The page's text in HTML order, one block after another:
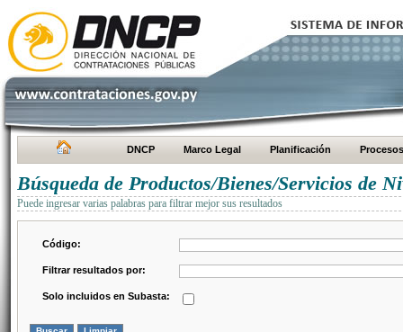
DNCP Marco Legal Planificación Procesos
Búsqueda de Productos/Bienes/Servicios de
Puede ingresar varias palabras para filtrar mejor sus resultados
Código:
Filtrar resultados por:
Solo incluidos en Subasta: